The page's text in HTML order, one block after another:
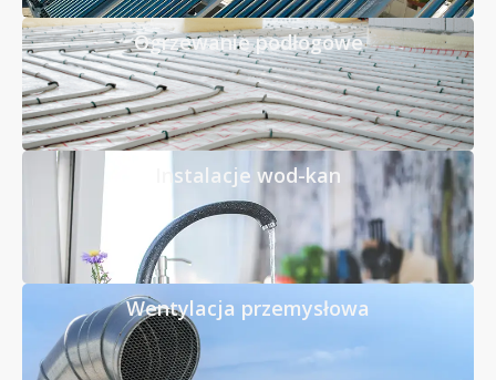
Ogrzewanie podłogowe
Instalacje wod-kan
Wentylacja przemysłowa